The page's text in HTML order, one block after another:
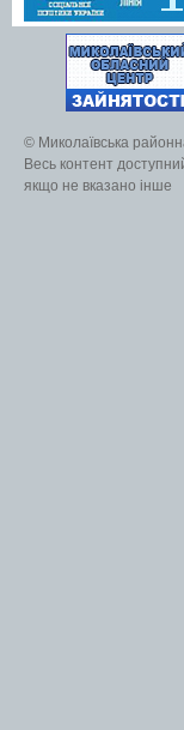
© Миколаївська
Весь контент
якщо не вказано інше